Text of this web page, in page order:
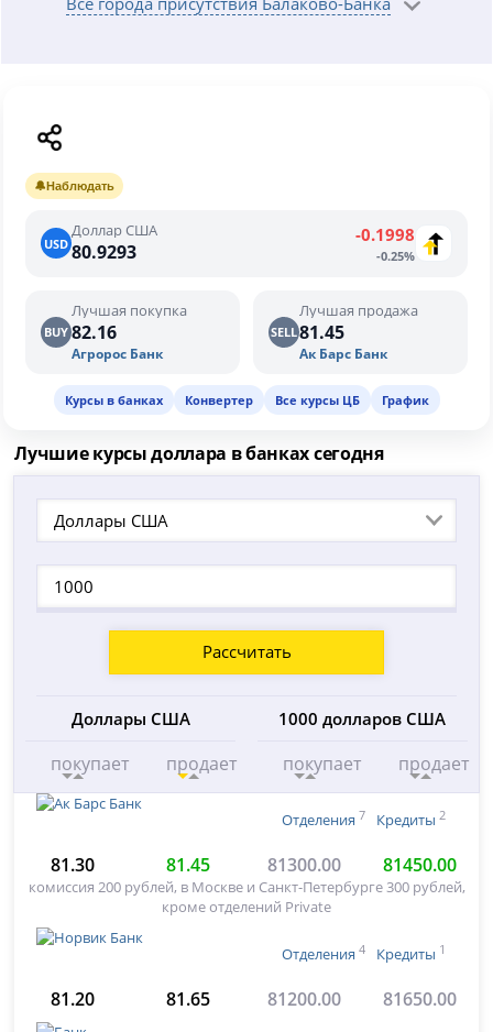
🔔Наблюдать
USD
Доллар США
80.9293
-0.1998
-0.25%
BUY
Лучшая покупка
82.16
Агророс Банк
SELL
Лучшая продажа
81.45
Ак Барс Банк
Курсы в банках Конвертер Все курсы ЦБ График
Лучшие курсы доллара в банках сегодня
Доллары США
Рассчитать
Доллары США
покупает продает
1000 долларов США
покупает продает
Отделения 7 Кредиты 2
81.30 81.45 81300.00 81450.00
комиссия 200 рублей, в Москве и Санкт-Петербурге 300 рублей,
кроме отделений Private
Отделения 4 Кредиты 1
81.20 81.65 81200.00 81650.00